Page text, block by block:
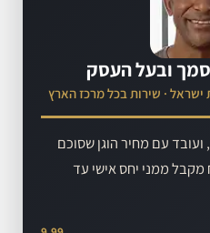
ובעל העסק
· שירות בכל מרכז הארץ
עם מחיר הוגן שסוכם
ממני יחס אישי עד